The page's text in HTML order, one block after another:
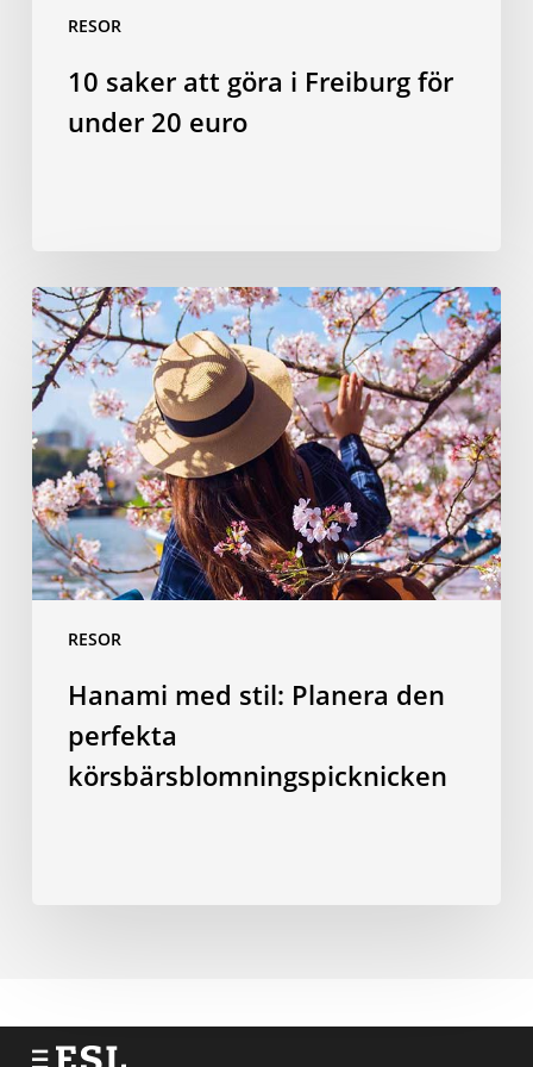
RESOR
10 saker att göra i Freiburg för
under 20 euro
RESOR
Hanami
med
stil:
Planera
den
perfekta
körsbärsblomningspicknicken
Hanami med stil: Planera den
perfekta
körsbärsblomningspicknicken